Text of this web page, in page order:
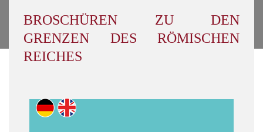
BROSCHÜREN ZU DEN
GRENZEN DES RÖMISCHEN
REICHES